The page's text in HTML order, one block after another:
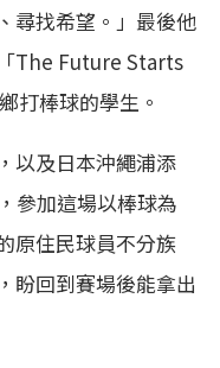
尋找希望。」最後他
The Future Starts
打棒球的學生。
以及日本沖繩浦添
參加這場以棒球為
原住民球員不分族
盼回到賽場後能拿出